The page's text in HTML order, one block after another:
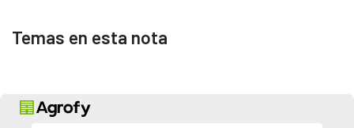
Temas en esta nota